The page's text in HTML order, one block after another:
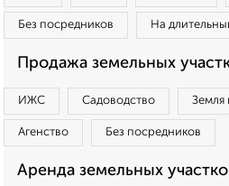
Без посредников На
Продажа земельных
ИЖС Садоводство Земля
Агенство Без посредников
Аренда земельных